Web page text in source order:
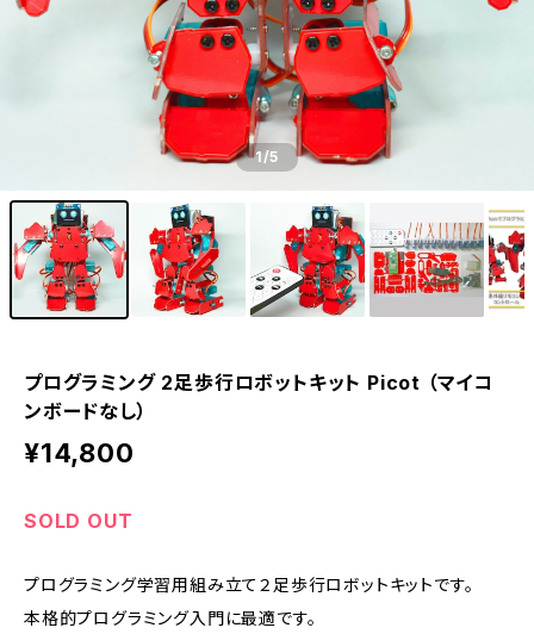
1/5
プログラミング 2足歩行ロボットキット Picot （マイコ
ンボードなし）
¥14,800
SOLD OUT
プログラミング学習用組み立て２足歩行ロボットキットです。
本格的プログラミング入門に最適です。